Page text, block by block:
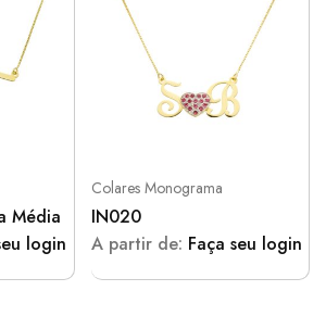
Média
login
Colares Monograma
IN020
A partir de: Faça seu login